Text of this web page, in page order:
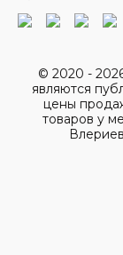
© 2020 -
являются
цены
товаров у